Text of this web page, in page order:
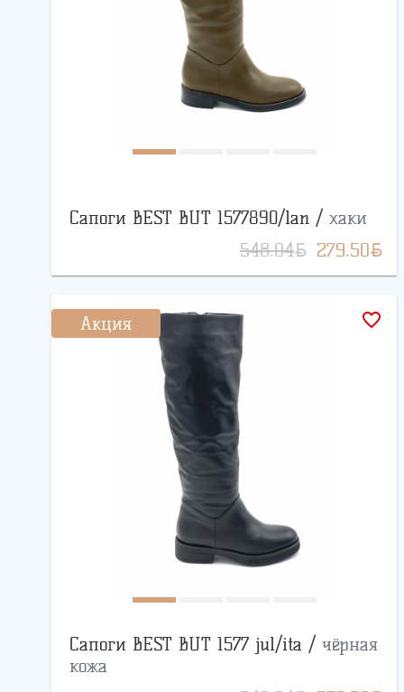
Сапоги BEST BUT 1577890/lan / хаки
548.04BYN 279.50BYN
Акция favorite_border
Сапоги BEST BUT 1577 jul/ita / чёрная
кожа